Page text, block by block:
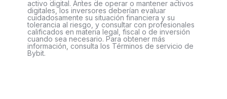
activo digital. Antes de operar o mantener activos
digitales, los inversores deberían evaluar
cuidadosamente su situación financiera y su
tolerancia al riesgo, y consultar con profesionales
calificados en materia legal, fiscal o de inversión
cuando sea necesario. Para obtener más
información, consulta los Términos de servicio de
Bybit.